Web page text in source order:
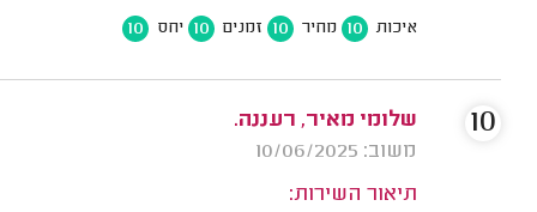
איכות 10 מחיר 10 זמנים 10 יחס 10
שלומי מאיר, רעננה.
משוב: 10/06/2025
תיאור השירות:
10